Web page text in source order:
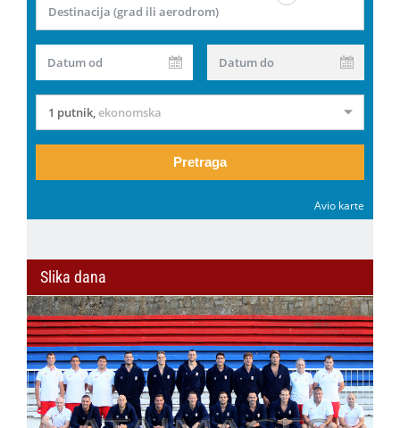
Destinacija (grad ili aerodrom)
Datum od Datum do
1 putnik,ekonomska
Pretraga
Avio karte
Slika dana